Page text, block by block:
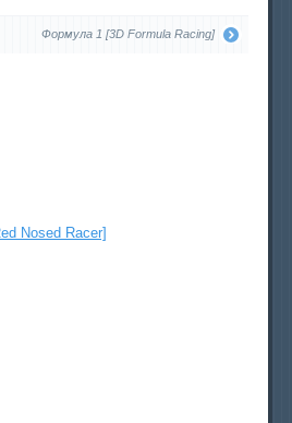
Формула 1 [3D Formula Racing]
Nosed Racer]